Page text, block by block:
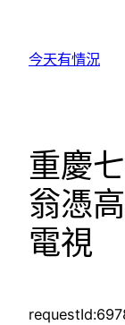
今天有情況
重慶
翁憑
電視